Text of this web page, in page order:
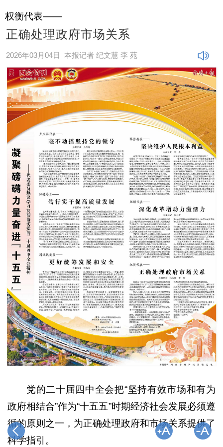
权衡代表——
正确处理政府市场关系
2026年03月04日 本报记者 纪文慧 李 苑
党的二十届四中全会把“坚持有效市场和有为
政府相结合”作为“十五五”时期经济社会发展必须遵
循的原则之一，为正确处理政府和市场关系提供了
科学指引。